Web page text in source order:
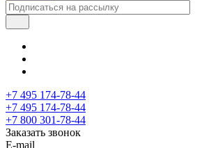
+7 495 174-78-44
+7 495 174-78-44
+7 800 301-78-44
Заказать звонок
E-mail